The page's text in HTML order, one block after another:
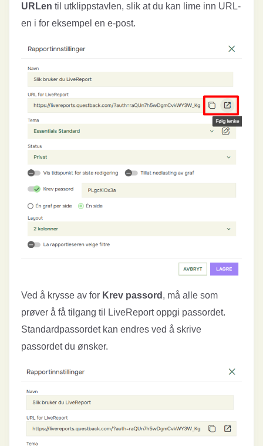
URLen til utklippstavlen, slik at du kan lime inn URL-
en i for eksempel en e-post.
Ved å krysse av for Krev passord , må alle som
prøver å få tilgang til LiveReport oppgi passordet.
Standardpassordet kan endres ved å skrive
passordet du ønsker.